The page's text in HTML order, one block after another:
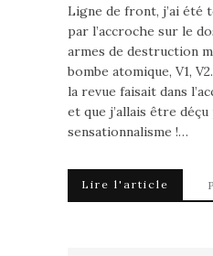
Ligne de front, j’ai été
par l’accroche sur le
armes de destruction
bombe atomique, V1,
la revue faisait dans
et que j’allais être déçu
sensationnalisme !…
Lire l'article